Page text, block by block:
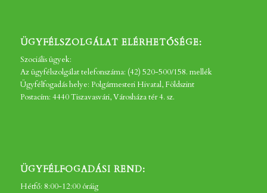
ÜGYFÉLSZOLGÁLAT ELÉRHETŐSÉGE:
Szociális ügyek:
Az ügyfélszolgálat telefonszáma: (42) 520-500/158. mellék
Ügyfélfogadás helye: Polgármesteri Hivatal, Földszint
Postacím: 4440 Tiszavasvári, Városháza tér 4. sz.
ÜGYFÉLFOGADÁSI REND:
Hétfő: 8:00-12:00 óráig